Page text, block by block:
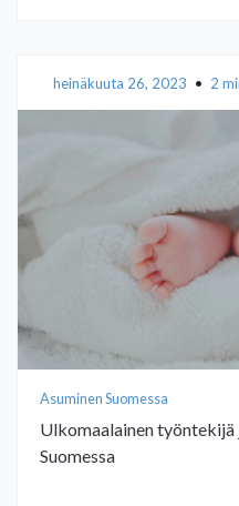
heinäkuuta 26, 2023 • 2
Asuminen Suomessa
Ulkomaalainen työntekijä
Suomessa